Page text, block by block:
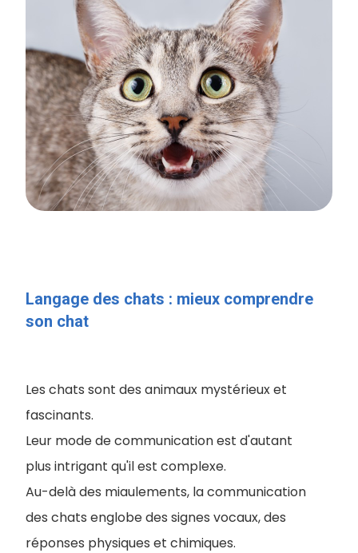
Langage des chats : mieux comprendre
son chat
Les chats sont des animaux mystérieux et
fascinants.
Leur mode de communication est d'autant
plus intrigant qu'il est complexe.
Au-delà des miaulements, la communication
des chats englobe des signes vocaux, des
réponses physiques et chimiques.